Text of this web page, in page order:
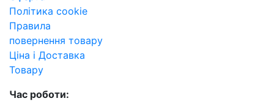
Політика cookie
Правила
повернення товару
Ціна і Доставка
Товару
Час роботи: